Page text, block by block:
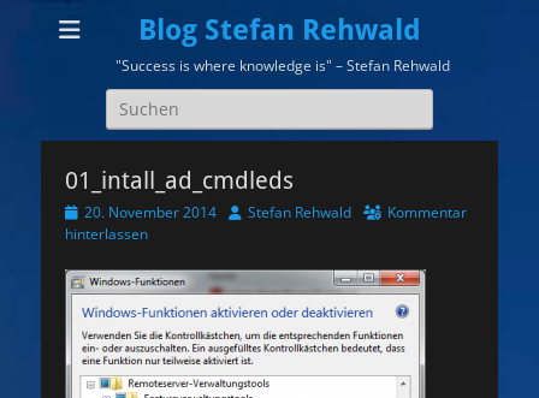
Blog Stefan Rehwald
"Success is where knowledge is" – Stefan Rehwald
Suchen
nach:
01_intall_ad_cmdleds
Veröffentlicht
am
20. November 2014 AutorStefan Rehwald
Kommentar
hinterlassen